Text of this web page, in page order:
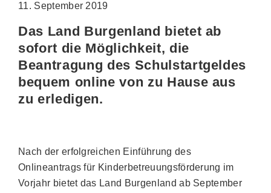
11. September 2019
Das Land Burgenland bietet ab
sofort die Möglichkeit, die
Beantragung des Schulstartgeldes
bequem online von zu Hause aus
zu erledigen.
Nach der erfolgreichen Einführung des
Onlineantrags für Kinderbetreuungsförderung im
Vorjahr bietet das Land Burgenland ab September